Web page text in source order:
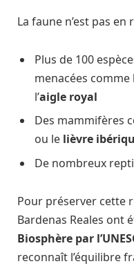
La faune n’est pas en
Plus de 100
menacées comme
l’aigle royal
Des mammifères
ou le lièvre
De nombreux
Pour préserver cette
Bardenas Reales ont
Biosphère par
reconnaît l’équilibre